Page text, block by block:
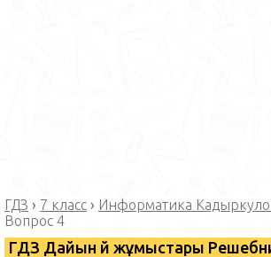
ГДЗ › 7 класс › Информатика
Вопрос 4
ГДЗ Дайын үй жұмыстары